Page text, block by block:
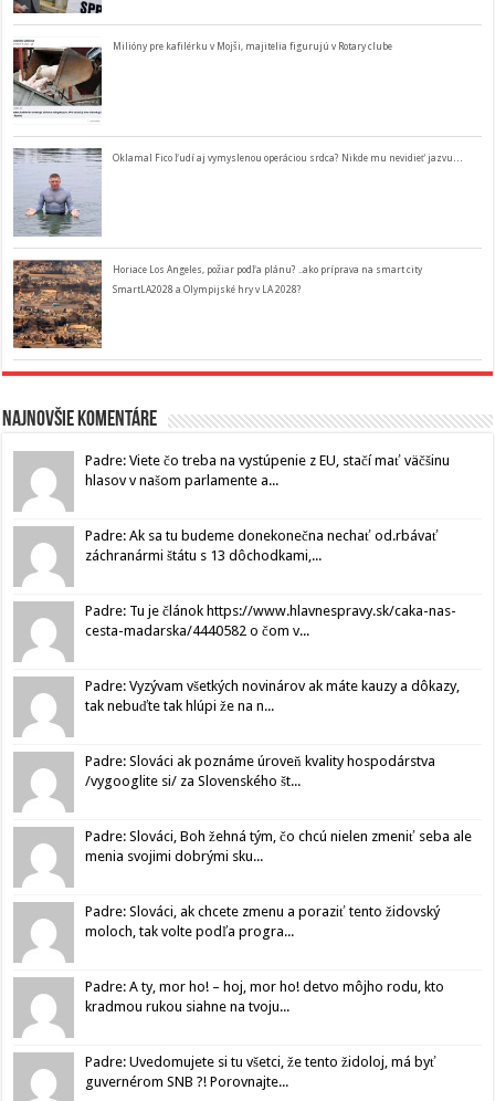
Milióny pre kafilérku v Mojši, majitelia figurujú v Rotary clube
Oklamal Fico ľudí aj vymyslenou operáciou srdca? Nikde mu nevidieť jazvu…
Horiace Los Angeles, požiar podľa plánu? ..ako príprava na smart city
SmartLA2028 a Olympijské hry v LA 2028?
Najnovšie komentáre
Padre: Viete čo treba na vystúpenie z EU, stačí mať väčšinu
hlasov v našom parlamente a...
Padre: Ak sa tu budeme donekonečna nechať od.rbávať
záchranármi štátu s 13 dôchodkami,...
Padre: Tu je článok https://www.hlavnespravy.sk/caka-nas-
cesta-madarska/4440582 o čom v...
Padre: Vyzývam všetkých novinárov ak máte kauzy a dôkazy,
tak nebuďte tak hlúpi že na n...
Padre: Slováci ak poznáme úroveň kvality hospodárstva
/vygooglite si/ za Slovenského št...
Padre: Slováci, Boh žehná tým, čo chcú nielen zmeniť seba ale
menia svojimi dobrými sku...
Padre: Slováci, ak chcete zmenu a poraziť tento židovský
moloch, tak volte podľa progra...
Padre: A ty, mor ho! – hoj, mor ho! detvo môjho rodu, kto
kradmou rukou siahne na tvoju...
Padre: Uvedomujete si tu všetci, že tento židoloj, má byť
guvernérom SNB ?! Porovnajte...